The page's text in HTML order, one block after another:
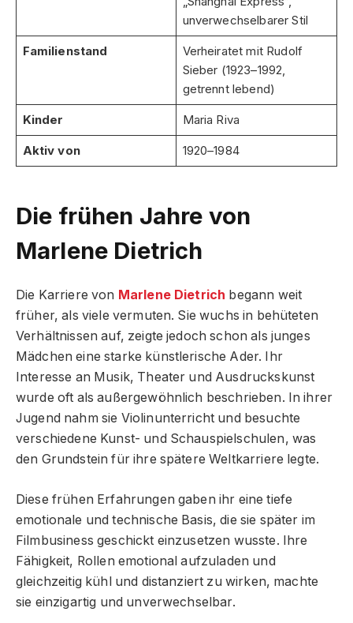
unverwechselbarer Stil
Familienstand
Verheiratet mit Rudolf
Sieber (1923–1992,
getrennt lebend)
Kinder Maria Riva
Aktiv von 1920–1984
Die frühen Jahre von
Marlene Dietrich
Die Karriere von Marlene Dietrich begann weit
früher, als viele vermuten. Sie wuchs in behüteten
Verhältnissen auf, zeigte jedoch schon als junges
Mädchen eine starke künstlerische Ader. Ihr
Interesse an Musik, Theater und Ausdruckskunst
wurde oft als außergewöhnlich beschrieben. In ihrer
Jugend nahm sie Violinunterricht und besuchte
verschiedene Kunst- und Schauspielschulen, was
den Grundstein für ihre spätere Weltkarriere legte.
Diese frühen Erfahrungen gaben ihr eine tiefe
emotionale und technische Basis, die sie später im
Filmbusiness geschickt einzusetzen wusste. Ihre
Fähigkeit, Rollen emotional aufzuladen und
gleichzeitig kühl und distanziert zu wirken, machte
sie einzigartig und unverwechselbar.